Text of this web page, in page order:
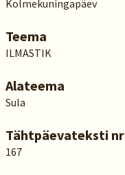
Kolmekuningapäev
Teema
ILMASTIK
Alateema
Sula
Tähtpäevateksti nr
167